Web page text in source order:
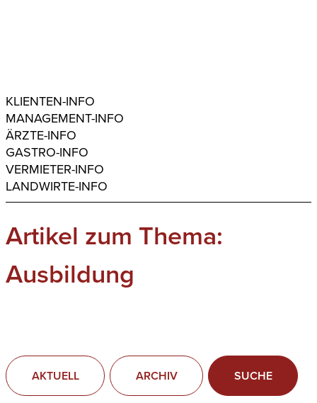
KLIENTEN-INFO
MANAGEMENT-INFO
ÄRZTE-INFO
GASTRO-INFO
VERMIETER-INFO
LANDWIRTE-INFO
Artikel zum Thema:
Ausbildung
AKTUELL ARCHIV SUCHE